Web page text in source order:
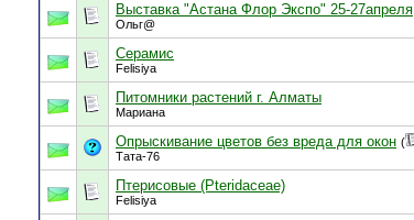
Выставка "Астана Флор Экспо" 25-27апреля
Ольг@
Серамис
Felisiya
Питомники растений г. Алматы
Мариана
Опрыскивание цветов без вреда для окон (
Тата-76
Птерисовые (Pteridaceae)
Felisiya